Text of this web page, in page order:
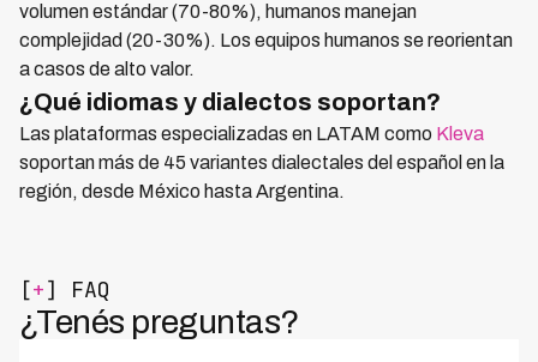
volumen estándar (70-80%), humanos manejan
complejidad (20-30%). Los equipos humanos se reorientan
a casos de alto valor.
¿Qué idiomas y dialectos soportan?
Las plataformas especializadas en LATAM como Kleva
soportan más de 45 variantes dialectales del español en la
región, desde México hasta Argentina.
[+] FAQ
¿Tenés preguntas?